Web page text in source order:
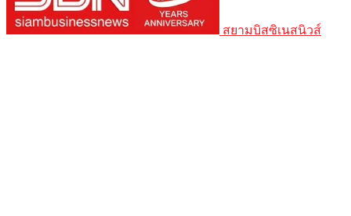
สยามบิสซิเนสนิวส์